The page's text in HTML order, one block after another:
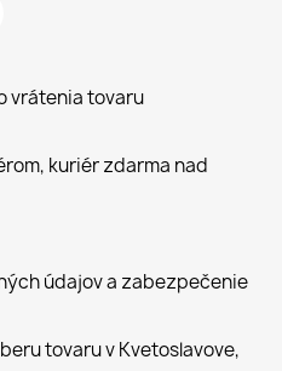
vrátenia tovaru
kuriér zdarma nad
údajov a zabezpečenie
tovaru v Kvetoslavove,